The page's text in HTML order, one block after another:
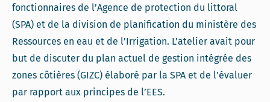
fonctionnaires de l’Agence de protection du littoral
(SPA) et de la division de planification du ministère des
Ressources en eau et de l’Irrigation. L’atelier avait pour
but de discuter du plan actuel de gestion intégrée des
zones côtières (GIZC) élaboré par la SPA et de l’évaluer
par rapport aux principes de l’EES.